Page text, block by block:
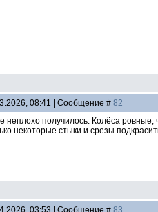
08:41 | Сообщение # 82
неплохо получилось. Колёса ровные,
некоторые стыки и срезы
03:53 | Сообщение # 83